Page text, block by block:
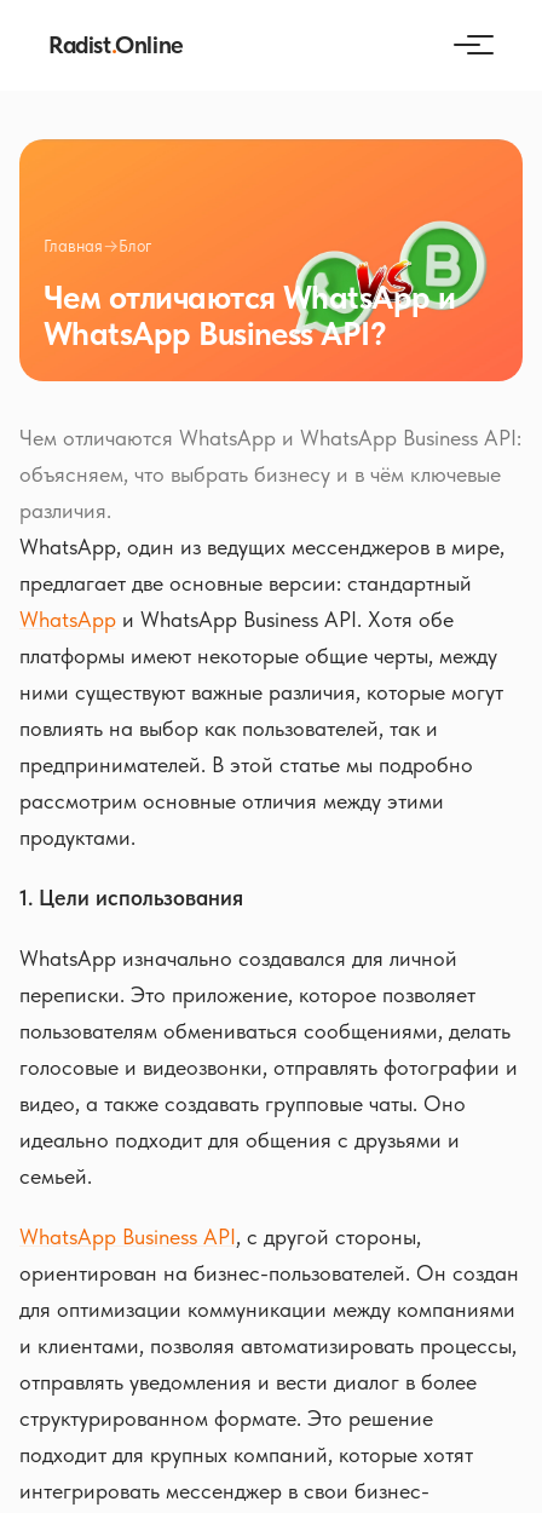
Radist.Online
Главная→Блог
Чем отличаются WhatsApp и
WhatsApp Business API?
Чем отличаются WhatsApp и WhatsApp Business API:
объясняем, что выбрать бизнесу и в чём ключевые
различия.
WhatsApp, один из ведущих мессенджеров в мире,
предлагает две основные версии: стандартный
WhatsApp и WhatsApp Business API. Хотя обе
платформы имеют некоторые общие черты, между
ними существуют важные различия, которые могут
повлиять на выбор как пользователей, так и
предпринимателей. В этой статье мы подробно
рассмотрим основные отличия между этими
продуктами.
1. Цели использования
WhatsApp изначально создавался для личной
переписки. Это приложение, которое позволяет
пользователям обмениваться сообщениями, делать
голосовые и видеозвонки, отправлять фотографии и
видео, а также создавать групповые чаты. Оно
идеально подходит для общения с друзьями и
семьей.
WhatsApp Business API, с другой стороны,
ориентирован на бизнес-пользователей. Он создан
для оптимизации коммуникации между компаниями
и клиентами, позволяя автоматизировать процессы,
отправлять уведомления и вести диалог в более
структурированном формате. Это решение
подходит для крупных компаний, которые хотят
интегрировать мессенджер в свои бизнес-